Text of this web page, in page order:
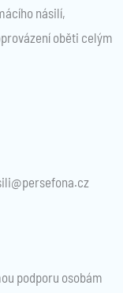
násilí,
oběti celým
podporu osobám